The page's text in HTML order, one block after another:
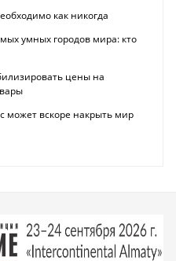
как никогда
умных городов мира: кто
цены на
может вскоре накрыть мир